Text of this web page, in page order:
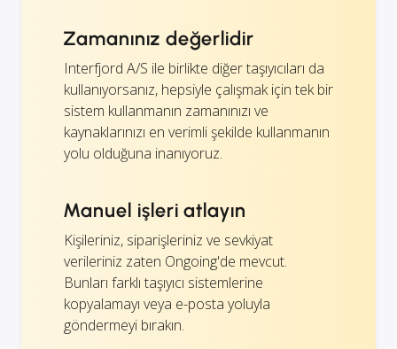
Zamanınız değerlidir
Interfjord A/S ile birlikte diğer taşıyıcıları da
kullanıyorsanız, hepsiyle çalışmak için tek bir
sistem kullanmanın zamanınızı ve
kaynaklarınızı en verimli şekilde kullanmanın
yolu olduğuna inanıyoruz.
Manuel işleri atlayın
Kişileriniz, siparişleriniz ve sevkiyat
verileriniz zaten Ongoing'de mevcut.
Bunları farklı taşıyıcı sistemlerine
kopyalamayı veya e-posta yoluyla
göndermeyi bırakın.